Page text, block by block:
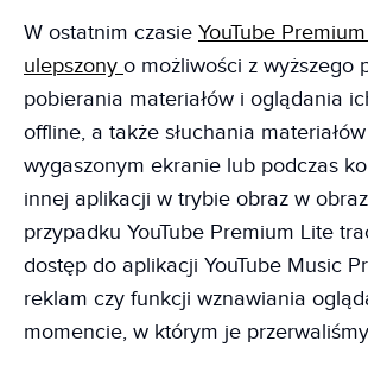
W ostatnim czasie YouTube
ulepszony o możliwości z wyższego
pobierania materiałów i oglądania
offline, a także słuchania
wygaszonym ekranie lub podczas
innej aplikacji w trybie obraz w
przypadku YouTube Premium Lite
dostęp do aplikacji YouTube Music
reklam czy funkcji wznawiania
momencie, w którym je